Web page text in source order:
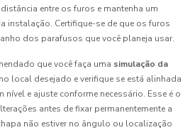
entre os furos e mantenha um
instalação. Certifique-se de que os furos
dos parafusos que você planeja usar.
que você faça uma simulação da
local desejado e verifique se está alinhada
nível e ajuste conforme necessário. Esse é o
antes de fixar permanentemente a
não estiver no ângulo ou localização